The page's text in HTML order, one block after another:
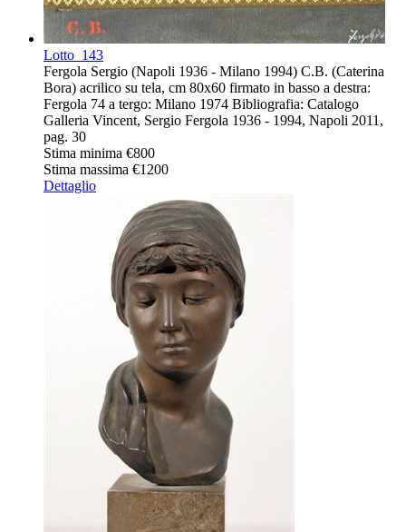
Lotto 143
Fergola Sergio (Napoli 1936 - Milano 1994) C.B. (Caterina
Bora) acrilico su tela, cm 80x60 firmato in basso a destra:
Fergola 74 a tergo: Milano 1974 Bibliografia: Catalogo
Galleria Vincent, Sergio Fergola 1936 - 1994, Napoli 2011,
pag. 30
Stima minima €800
Stima massima €1200
Dettaglio